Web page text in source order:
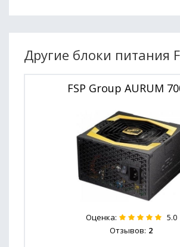
Другие блоки питания
FSP Group AURUM
Оценка: 5.0
Отзывов: 2